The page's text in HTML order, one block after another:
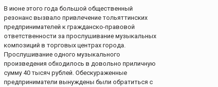
В июне этого года большой общественный
резонанс вызвало привлечение тольяттинских
предпринимателей к гражданско-правовой
ответственности за прослушивание музыкальных
композиций в торговых центрах города.
Прослушивание одного музыкального
произведения обходилось в довольно приличную
сумму 40 тысяч рублей. Обескураженные
предприниматели вынуждены были обратиться с